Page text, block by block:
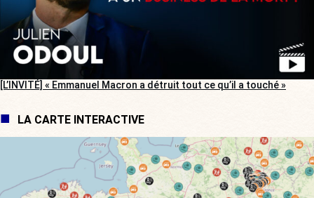
[L’INVITÉ] « Emmanuel Macron a détruit tout ce qu’il a touché »
LA CARTE INTERACTIVE